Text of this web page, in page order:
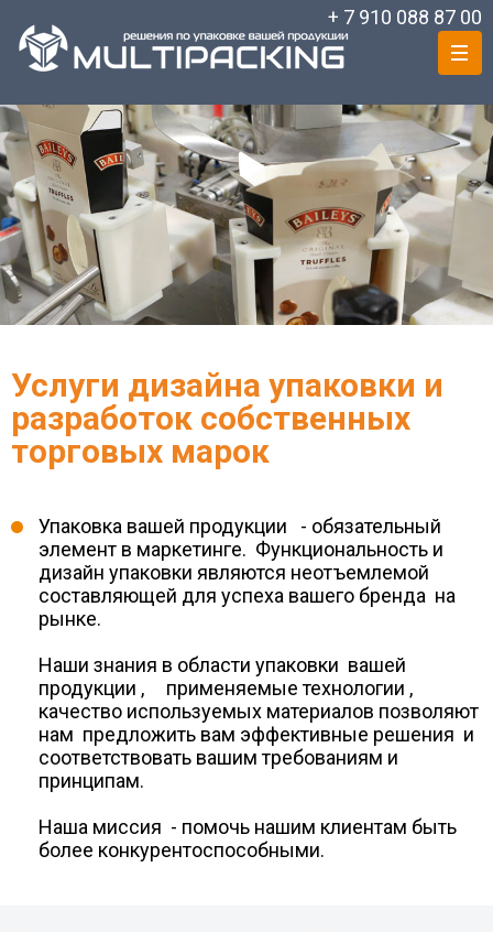
+ 7 910 088 87 00
Услуги дизайна упаковки и
разработок собственных
торговых марок
Упаковка вашей продукции - обязательный
элемент в маркетинге. Функциональность и
дизайн упаковки являются неотъемлемой
составляющей для успеха вашего бренда на
рынке.
Наши знания в области упаковки вашей
продукции , применяемые технологии ,
качество используемых материалов позволяют
нам предложить вам эффективные решения и
соответствовать вашим требованиям и
принципам.
Наша миссия - помочь нашим клиентам быть
более конкурентоспособными.